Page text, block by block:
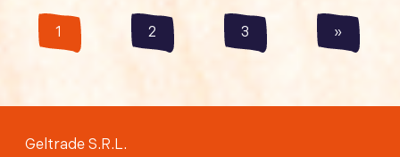
Paginazione
degli
articoli
1 2 3 »
Geltrade S.R.L.